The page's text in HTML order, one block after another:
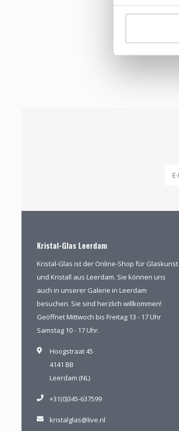
Kristal-Glas Leerdam
Kristal-Glas ist der Online-Shop für Glaskunst
und Kristall aus Leerdam. Sie können uns
auch in unserer Galerie in Leerdam
besuchen. Sie sind herzlich willkommen!
Geöffnet Mittwoch bis Freitag 13 - 17 Uhr
Samstag 10 - 17 Uhr.
Hoogstraat 45
4141 BB
Leerdam (NL)
+31(0)345-637599
kristalglas@live.nl